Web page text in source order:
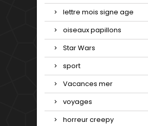
lettre mois signe age
oiseaux papillons
Star Wars
sport
Vacances mer
voyages
horreur creepy